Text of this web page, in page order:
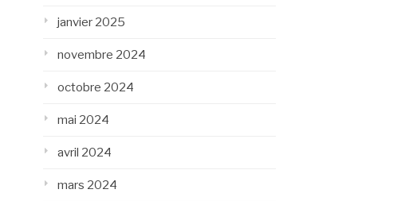
janvier 2025
novembre 2024
octobre 2024
mai 2024
avril 2024
mars 2024